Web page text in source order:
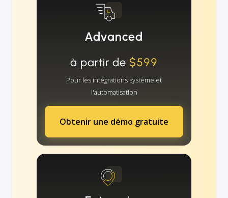
Advanced
à partir de $599
Pour les intégrations système et
l'automatisation
Obtenir une démo gratuite